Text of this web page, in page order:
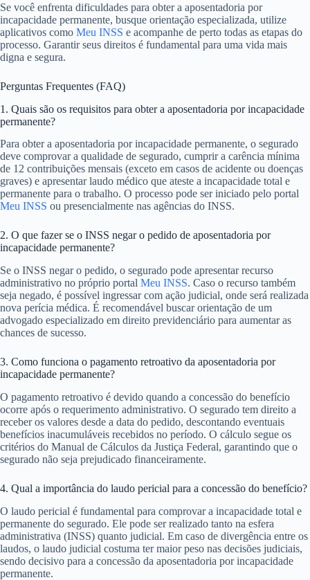
Se você enfrenta dificuldades para obter a aposentadoria por
incapacidade permanente, busque orientação especializada, utilize
aplicativos como Meu INSS e acompanhe de perto todas as etapas do
processo. Garantir seus direitos é fundamental para uma vida mais
digna e segura.
Perguntas Frequentes (FAQ)
1. Quais são os requisitos para obter a aposentadoria por incapacidade
permanente?
Para obter a aposentadoria por incapacidade permanente, o segurado
deve comprovar a qualidade de segurado, cumprir a carência mínima
de 12 contribuições mensais (exceto em casos de acidente ou doenças
graves) e apresentar laudo médico que ateste a incapacidade total e
permanente para o trabalho. O processo pode ser iniciado pelo portal
Meu INSS ou presencialmente nas agências do INSS.
2. O que fazer se o INSS negar o pedido de aposentadoria por
incapacidade permanente?
Se o INSS negar o pedido, o segurado pode apresentar recurso
administrativo no próprio portal Meu INSS. Caso o recurso também
seja negado, é possível ingressar com ação judicial, onde será realizada
nova perícia médica. É recomendável buscar orientação de um
advogado especializado em direito previdenciário para aumentar as
chances de sucesso.
3. Como funciona o pagamento retroativo da aposentadoria por
incapacidade permanente?
O pagamento retroativo é devido quando a concessão do benefício
ocorre após o requerimento administrativo. O segurado tem direito a
receber os valores desde a data do pedido, descontando eventuais
benefícios inacumuláveis recebidos no período. O cálculo segue os
critérios do Manual de Cálculos da Justiça Federal, garantindo que o
segurado não seja prejudicado financeiramente.
4. Qual a importância do laudo pericial para a concessão do benefício?
O laudo pericial é fundamental para comprovar a incapacidade total e
permanente do segurado. Ele pode ser realizado tanto na esfera
administrativa (INSS) quanto judicial. Em caso de divergência entre os
laudos, o laudo judicial costuma ter maior peso nas decisões judiciais,
sendo decisivo para a concessão da aposentadoria por incapacidade
permanente.